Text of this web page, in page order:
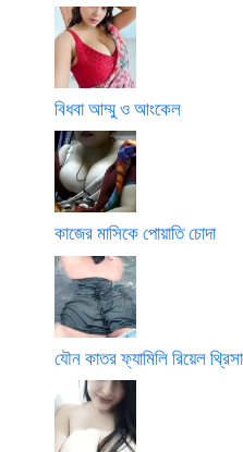
বিধবা আম্মু ও আংকেল
কাজের মাসিকে পোয়াতি চোদা
যৌন কাতর ফ্যামিলি রিয়েল